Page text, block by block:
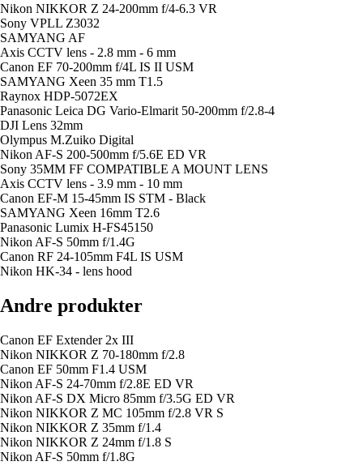
Nikon NIKKOR Z 24-200mm f/4-6.3 VR
Sony VPLL Z3032
SAMYANG AF
Axis CCTV lens - 2.8 mm - 6 mm
Canon EF 70-200mm f/4L IS II USM
SAMYANG Xeen 35 mm T1.5
Raynox HDP-5072EX
Panasonic Leica DG Vario-Elmarit 50-200mm f/2.8-4
DJI Lens 32mm
Olympus M.Zuiko Digital
Nikon AF-S 200-500mm f/5.6E ED VR
Sony 35MM FF COMPATIBLE A MOUNT LENS
Axis CCTV lens - 3.9 mm - 10 mm
Canon EF-M 15-45mm IS STM - Black
SAMYANG Xeen 16mm T2.6
Panasonic Lumix H-FS45150
Nikon AF-S 50mm f/1.4G
Canon RF 24-105mm F4L IS USM
Nikon HK-34 - lens hood
Andre produkter
Canon EF Extender 2x III
Nikon NIKKOR Z 70-180mm f/2.8
Canon EF 50mm F1.4 USM
Nikon AF-S 24-70mm f/2.8E ED VR
Nikon AF-S DX Micro 85mm f/3.5G ED VR
Nikon NIKKOR Z MC 105mm f/2.8 VR S
Nikon NIKKOR Z 35mm f/1.4
Nikon NIKKOR Z 24mm f/1.8 S
Nikon AF-S 50mm f/1.8G